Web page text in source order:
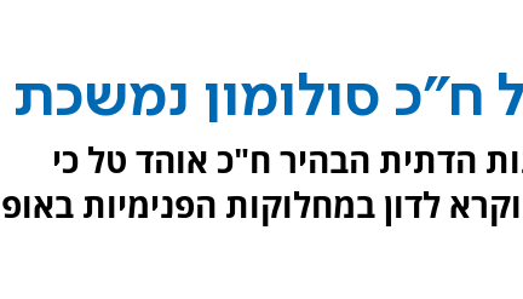
ח"כ סולומון נמשכת
הדתית הבהיר ח"כ אוהד טל כי
לדון במחלוקות הפנימיות